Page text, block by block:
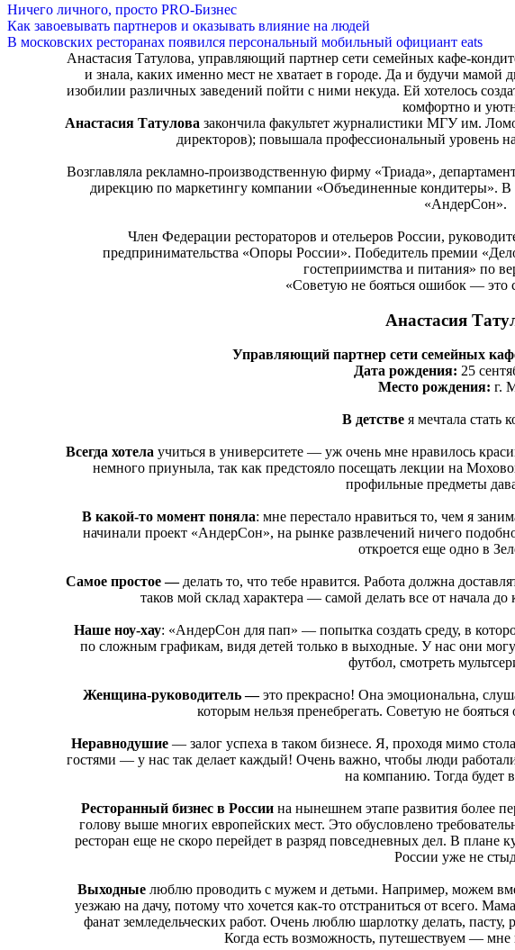
Ничего личного, просто PRO-Бизнес
Как завоевывать партнеров и оказывать влияние на людей
В московских ресторанах появился персональный мобильный официант eats
Анастасия Татулова, управляющий партнер сети семейных кафе-
и знала, каких именно мест не хватает в городе. Да и будучи мамой
изобилии различных заведений пойти с ними некуда. Ей хотелось
комфортно и
Анастасия Татулова закончила факультет журналистики МГУ им.
директоров); повышала профессиональный уровень
Возглавляла рекламно-производственную фирму «Триада»,
дирекцию по маркетингу компании «Объединенные кондитеры». В
«АндерСон».
Член Федерации рестораторов и отельеров России,
предпринимательства «Опоры России». Победитель премии
гостеприимства и питания» по
«Советую не бояться ошибок —
Анастасия
Управляющий партнер сети семейных
Дата рождения: 25
Место рождения: г.
В детстве я мечтала стать
Всегда хотела учиться в университете — уж очень мне нравилось
немного приуныла, так как предстояло посещать лекции на
профильные предметы
В какой-то момент поняла: мне перестало нравиться то, чем я
начинали проект «АндерСон», на рынке развлечений ничего
откроется еще одно в
Самое простое —делать то, что тебе нравится. Работа должна
таков мой склад характера — самой делать все от начала
Наше ноу-хау: «АндерСон для пап» — попытка создать среду, в
по сложным графикам, видя детей только в выходные. У нас они
футбол, смотреть
Женщина-руководитель —это прекрасно! Она эмоциональна,
которым нельзя пренебрегать. Советую не
Неравнодушие — залог успеха в таком бизнесе. Я, проходя мимо
гостями — у нас так делает каждый! Очень важно, чтобы люди
на компанию. Тогда будет
Ресторанный бизнес в России на нынешнем этапе развития более
голову выше многих европейских мест. Это обусловлено
ресторан еще не скоро перейдет в разряд повседневных дел. В плане
России уже не
Выходныелюблю проводить с мужем и детьми. Например, можем
уезжаю на дачу, потому что хочется как-то отстраниться от всего.
фанат земледельческих работ. Очень люблю шарлотку делать,
Когда есть возможность, путешествуем —